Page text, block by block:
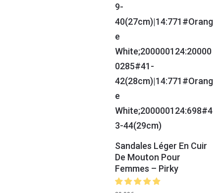
Sandales Léger En Cuir
De Mouton Pour
Femmes – Pirky